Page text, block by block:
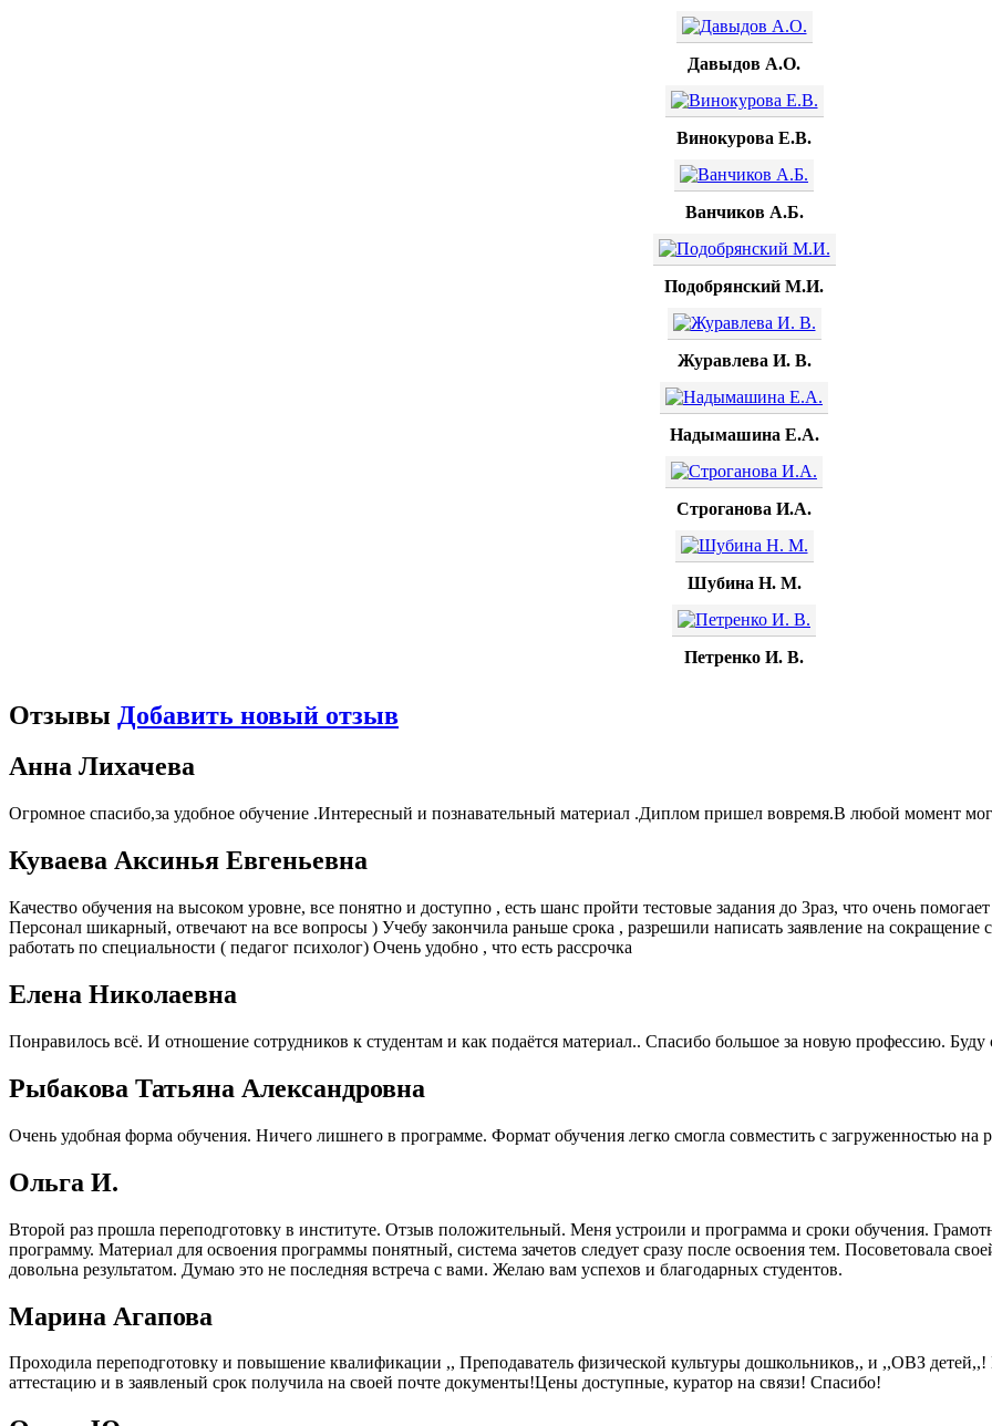
Давыдов А.О.
Винокурова Е.В.
Ванчиков А.Б.
Подобрянский М.И.
Журавлева И. В.
Надымашина Е.А.
Строганова И.А.
Шубина Н. М.
Петренко И. В.
Отзывы Добавить новый отзыв
Анна Лихачева
Огромное спасибо,за удобное обучение .Интересный и познавательный материал .Диплом пришел вовремя.В любой момент
Куваева Аксинья Евгеньевна
Качество обучения на высоком уровне, все понятно и доступно , есть шанс пройти тестовые задания до 3раз, что очень
Персонал шикарный, отвечают на все вопросы ) Учебу закончила раньше срока , разрешили написать заявление на
работать по специальности ( педагог психолог) Очень удобно , что есть рассрочка
Елена Николаевна
Понравилось всё. И отношение сотрудников к студентам и как подаётся материал.. Спасибо большое за новую профессию. Буду
Рыбакова Татьяна Александровна
Очень удобная форма обучения. Ничего лишнего в программе. Формат обучения легко смогла совместить с загруженностью на
Ольга И.
Второй раз прошла переподготовку в институте. Отзыв положительный. Меня устроили и программа и сроки обучения.
программу. Материал для освоения программы понятный, система зачетов следует сразу после освоения тем. Посоветовала
довольна результатом. Думаю это не последняя встреча с вами. Желаю вам успехов и благодарных студентов.
Марина Агапова
Проходила переподготовку и повышение квалификации ,, Преподаватель физической культуры дошкольников,, и ,,ОВЗ
аттестацию и в заявленый срок получила на своей почте документы!Цены доступные, куратор на связи! Спасибо!